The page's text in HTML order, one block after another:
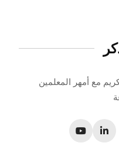
مع أمهر المعلمين